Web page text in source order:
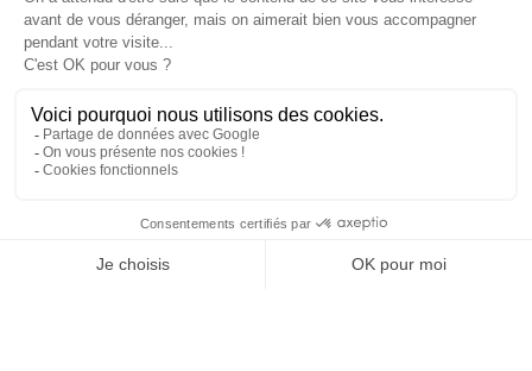
PRODUITS
NOTRE SOCIÉTÉ
VOTRE COMPTE